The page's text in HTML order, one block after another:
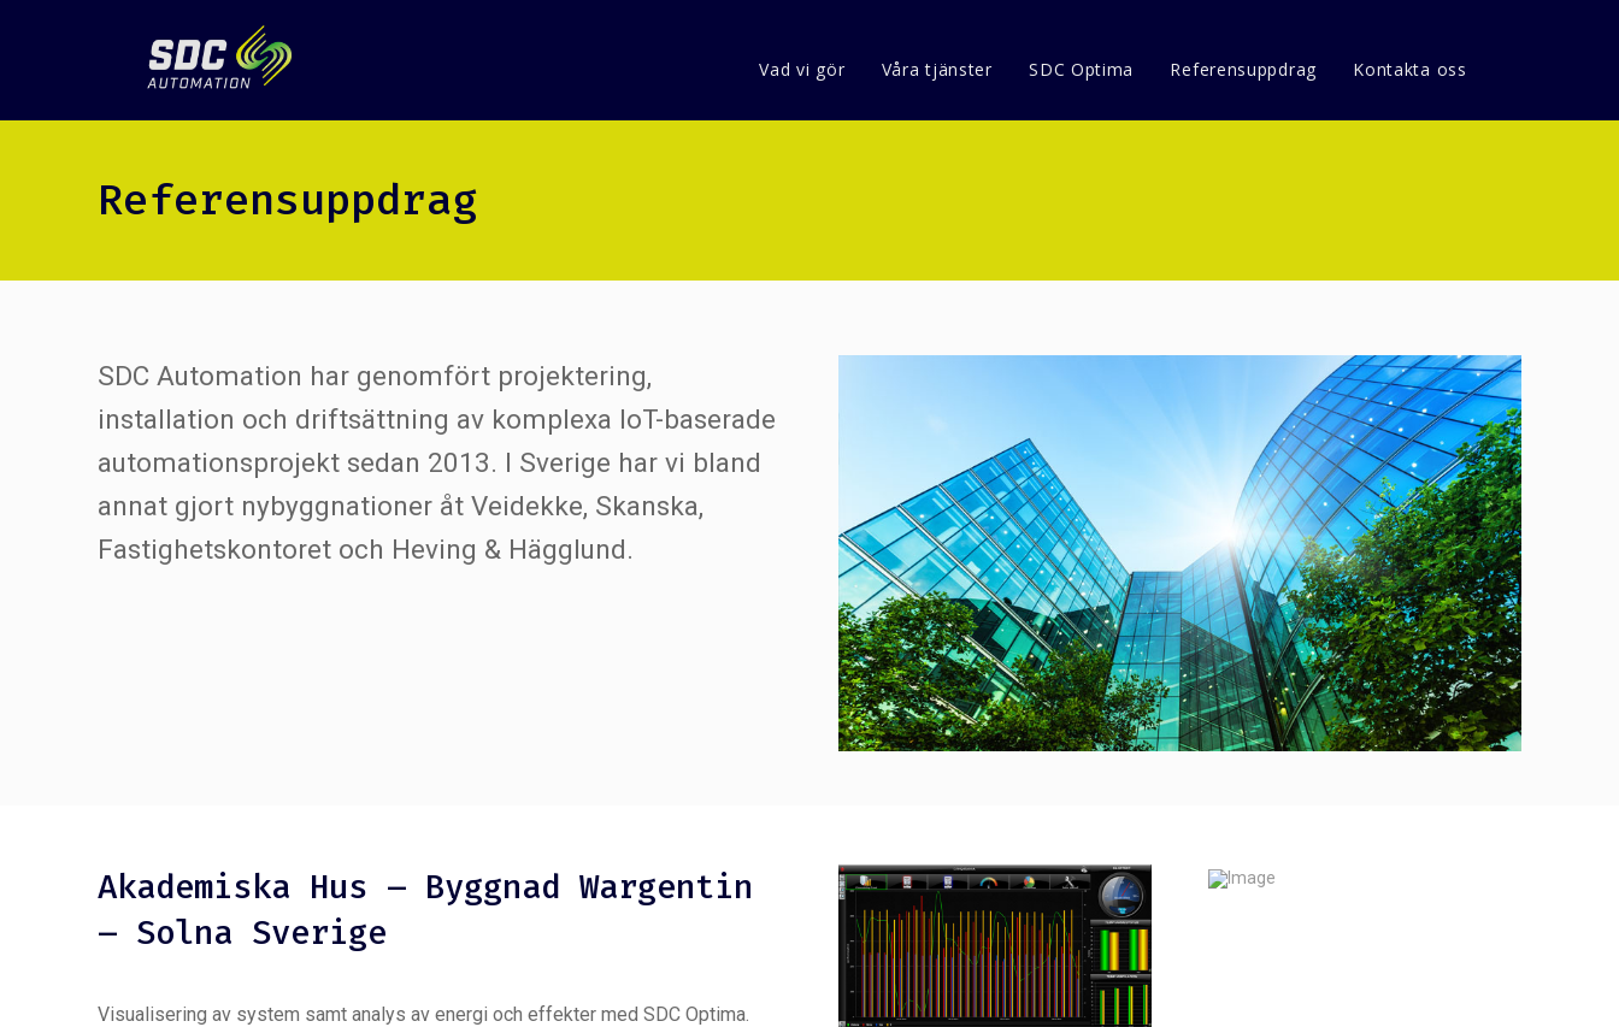
Vad vi gör Våra tjänster SDC Optima Referensuppdrag Kontakta oss
Referensuppdrag
SDC Automation har genomfört projektering,
installation och driftsättning av komplexa IoT-baserade
automationsprojekt sedan 2013. I Sverige har vi bland
annat gjort nybyggnationer åt Veidekke, Skanska,
Fastighetskontoret och Heving & Hägglund.
Akademiska Hus – Byggnad Wargentin
– Solna Sverige
Visualisering av system samt analys av energi och effekter med SDC Optima.